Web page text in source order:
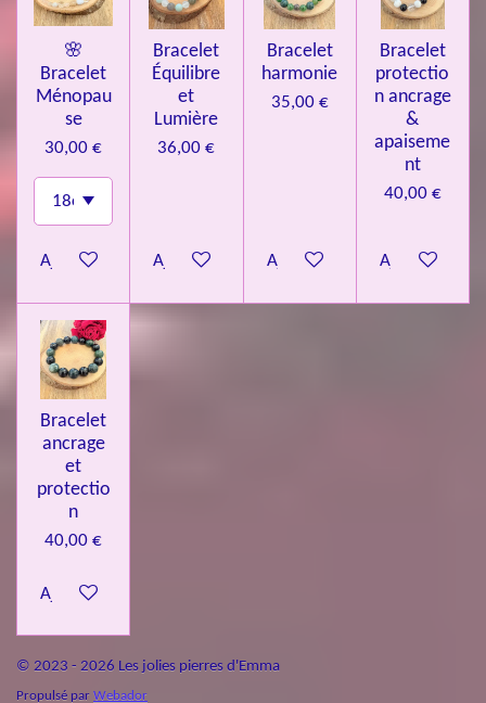
🌸
Bracelet
Ménopau
se
30,00 €
Ajouter au panier
Bracelet
Équilibre
et
Lumière
36,00 €
Ajouter au panier
Bracelet
harmonie
35,00 €
Ajouter au panier
Bracelet
protectio
n ancrage
&
apaiseme
nt
40,00 €
Ajouter au
Bracelet
ancrage
et
protectio
n
40,00 €
Ajouter au panier
© 2023 - 2026 Les jolies pierres d'Emma
Propulsé par Webador